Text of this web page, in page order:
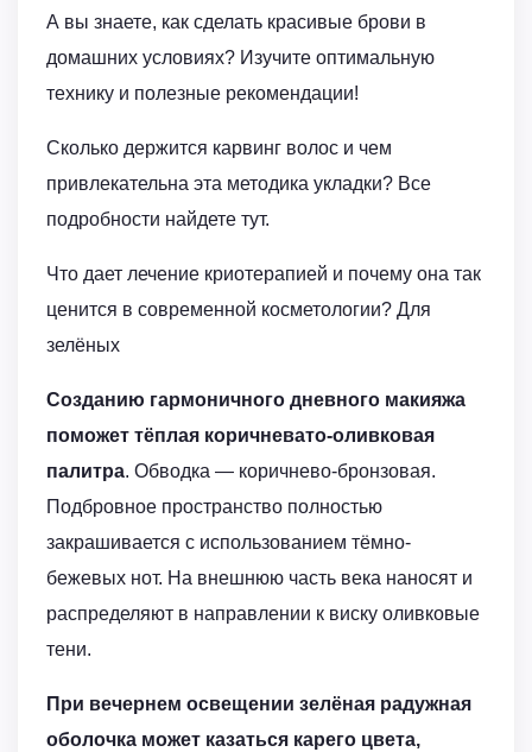
А вы знаете, как сделать красивые брови в
домашних условиях? Изучите оптимальную
технику и полезные рекомендации!
Сколько держится карвинг волос и чем
привлекательна эта методика укладки? Все
подробности найдете тут.
Что дает лечение криотерапией и почему она так
ценится в современной косметологии? Для
зелёных
Созданию гармоничного дневного макияжа
поможет тёплая коричневато-оливковая
палитра. Обводка — коричнево-бронзовая.
Подбровное пространство полностью
закрашивается с использованием тёмно-
бежевых нот. На внешнюю часть века наносят и
распределяют в направлении к виску оливковые
тени.
При вечернем освещении зелёная радужная
оболочка может казаться карего цвета,